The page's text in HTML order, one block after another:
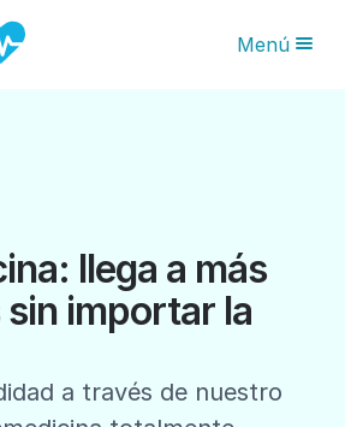
Menú
llega a más
importar la
a través de nuestro